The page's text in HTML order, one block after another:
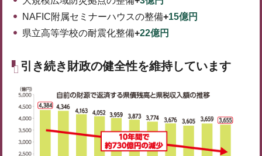
NAFIC附属セミナーハウスの整備+15億円
県立高等学校の耐震化整備+22億円
引き続き財政の健全性を維持しています